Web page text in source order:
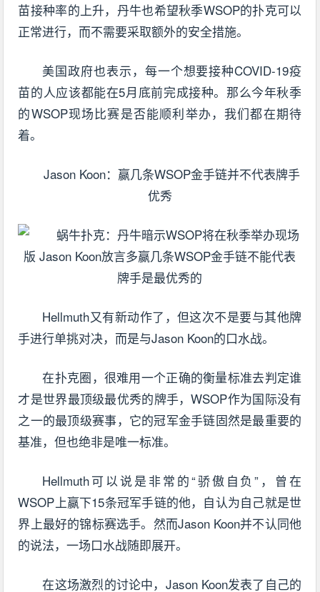
苗接种率的上升，丹牛也希望秋季WSOP的扑克可以
正常进行，而不需要采取额外的安全措施。
美国政府也表示，每一个想要接种COVID-19疫
苗的人应该都能在5月底前完成接种。那么今年秋季
的WSOP现场比赛是否能顺利举办，我们都在期待
着。
Jason Koon：赢几条WSOP金手链并不代表牌手
优秀
Hellmuth又有新动作了，但这次不是要与其他牌
手进行单挑对决，而是与Jason Koon的口水战。
在扑克圈，很难用一个正确的衡量标准去判定谁
才是世界最顶级最优秀的牌手，WSOP作为国际没有
之一的最顶级赛事，它的冠军金手链固然是最重要的
基准，但也绝非是唯一标准。
Hellmuth可以说是非常的“骄傲自负”，曾在
WSOP上赢下15条冠军手链的他，自认为自己就是世
界上最好的锦标赛选手。然而Jason Koon并不认同他
的说法，一场口水战随即展开。
在这场激烈的讨论中，Jason Koon发表了自己的